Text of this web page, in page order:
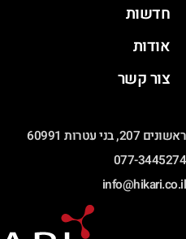
חדשות
אודות
צור קשר
ראשונים 207, בני עטרות 60991
077-3445274
info@hikari.co.il